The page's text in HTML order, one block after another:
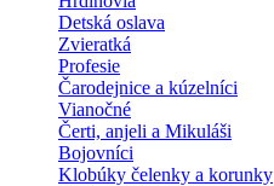
Detská oslava
Zvieratká
Profesie
Čarodejnice a kúzelníci
Vianočné
Čerti, anjeli a Mikuláši
Bojovníci
Klobúky čelenky a korunky